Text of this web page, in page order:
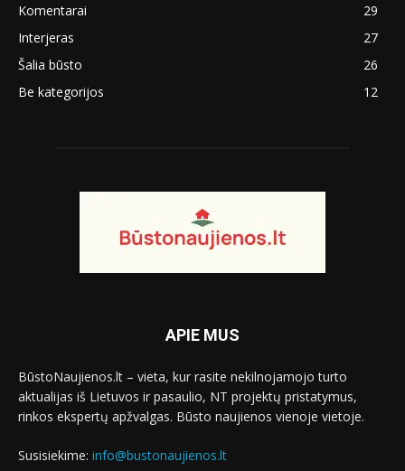
Komentarai
29
Interjeras
27
Šalia būsto
26
Be kategorijos
12
APIE MUS
BūstoNaujienos.lt – vieta, kur rasite nekilnojamojo turto
aktualijas iš Lietuvos ir pasaulio, NT projektų pristatymus,
rinkos ekspertų apžvalgas. Būsto naujienos vienoje vietoje.
Susisiekime: info@bustonaujienos.lt